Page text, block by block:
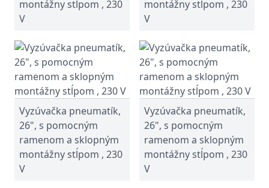
montážny stĺpom , 230
V
montážny stĺpom , 230
V
Vyzúvačka pneumatík,
26", s pomocným
ramenom a sklopným
montážny stĺpom , 230
V
Vyzúvačka pneumatík,
26", s pomocným
ramenom a sklopným
montážny stĺpom , 230
V